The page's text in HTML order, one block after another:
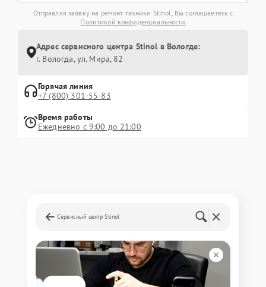
Отправляя заявку на ремонт техники Stinol, Вы соглашаетесь с
Политикой конфиденциальности
Адрес сервисного центра Stinol в Вологде:
г. Вологда, ул. Мира, 82
Горячая линия
+7 (800) 301-55-83
Время работы
Ежедневно с 9:00 до 21:00
Сервисный центр Stinol